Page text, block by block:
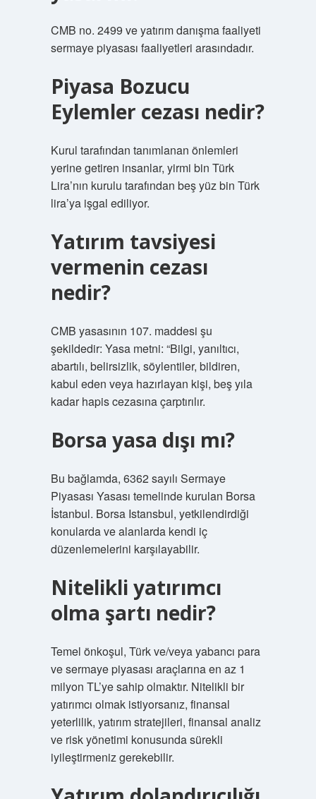
CMB no. 2499 ve yatırım danışma faaliyeti
sermaye piyasası faaliyetleri arasındadır.
Piyasa Bozucu
Eylemler cezası nedir?
Kurul tarafından tanımlanan önlemleri
yerine getiren insanlar, yirmi bin Türk
Lira’nın kurulu tarafından beş yüz bin Türk
lira’ya işgal ediliyor.
Yatırım tavsiyesi
vermenin cezası
nedir?
CMB yasasının 107. maddesi şu
şekildedir: Yasa metni: “Bilgi, yanıltıcı,
abartılı, belirsizlik, söylentiler, bildiren,
kabul eden veya hazırlayan kişi, beş yıla
kadar hapis cezasına çarptırılır.
Borsa yasa dışı mı?
Bu bağlamda, 6362 sayılı Sermaye
Piyasası Yasası temelinde kurulan Borsa
İstanbul. Borsa Istansbul, yetkilendirdiği
konularda ve alanlarda kendi iç
düzenlemelerini karşılayabilir.
Nitelikli yatırımcı
olma şartı nedir?
Temel önkoşul, Türk ve/veya yabancı para
ve sermaye piyasası araçlarına en az 1
milyon TL’ye sahip olmaktır. Nitelikli bir
yatırımcı olmak istiyorsanız, finansal
yeterlilik, yatırım stratejileri, finansal analiz
ve risk yönetimi konusunda sürekli
iyileştirmeniz gerekebilir.